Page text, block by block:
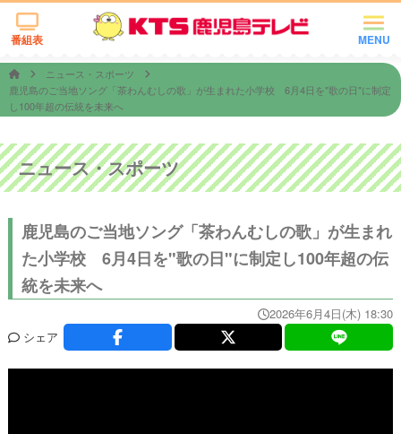
MENU
番組表
ニュース・スポーツ
鹿児島のご当地ソング「茶わんむしの歌」が生まれた小学校 6月4日を"歌の日"に制定
し100年超の伝統を未来へ
ニュース・スポーツ
鹿児島のご当地ソング「茶わんむしの歌」が生まれ
た小学校 6月4日を"歌の日"に制定し100年超の伝
統を未来へ
2026年6月4日(木) 18:30
シェア